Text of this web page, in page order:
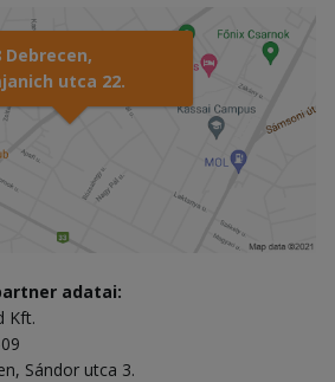
Debrecen,
utca 22.
adatai:
Kft.
Sándor utca 3.